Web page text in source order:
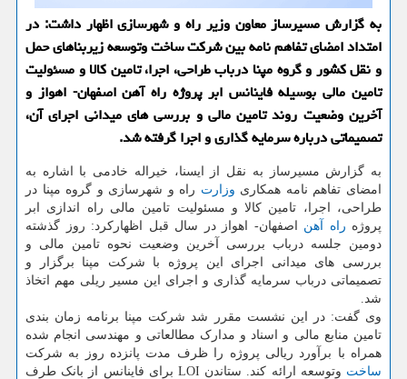
به گزارش مسیرساز معاون وزیر راه و شهرسازی اظهار داشت: در
امتداد امضای تفاهم نامه بین شركت ساخت وتوسعه زیربناهای حمل
و نقل كشور و گروه مپنا درباب طراحی، اجرا، تامین كالا و مسئولیت
تامین مالی بوسیله فاینانس ابر پروژه راه آهن اصفهان- اهواز و
آخرین وضعیت روند تامین مالی و بررسی های میدانی اجرای آن،
تصمیماتی درباره سرمایه گذاری و اجرا گرفته شد.
به گزارش مسیرساز به نقل از ایسنا، خیراله خادمی با اشاره به
امضای تفاهم نامه همکاری وزارت راه و شهرسازی و گروه مپنا در
طراحی، اجرا، تامین کالا و مسئولیت تامین مالی راه اندازی ابر
پروژه راه آهن اصفهان- اهواز در سال قبل اظهارکرد: روز گذشته
دومین جلسه درباب بررسی آخرین وضعیت نحوه تامین مالی و
بررسی های میدانی اجرای این پروژه با شرکت مپنا برگزار و
تصمیماتی درباب سرمایه گذاری و اجرای این مسیر ریلی مهم اتخاذ
شد.
وی گفت: در این نشست مقرر شد شرکت مپنا برنامه زمان بندی
تامین منابع مالی و اسناد و مدارک مطالعاتی و مهندسی انجام شده
همراه با برآورد ریالی پروژه را ظرف مدت پانزده روز به شرکت
ساخت
وتوسعه ارائه کند. ستاندن LOI برای فاینانس از بانک طرف